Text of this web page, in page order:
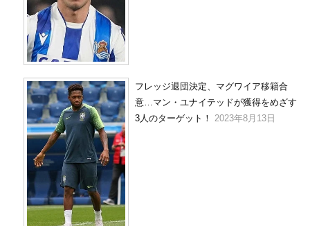
フレッジ退団決定、マグワイア移籍合
意…マン・ユナイテッドが獲得をめざす
3人のターゲット！ 2023年8月13日